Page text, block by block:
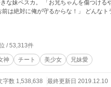
/ 53,313件
神 チート 美少女 兄妹愛
字数 1,538,638 最終更新日 2019.12.10